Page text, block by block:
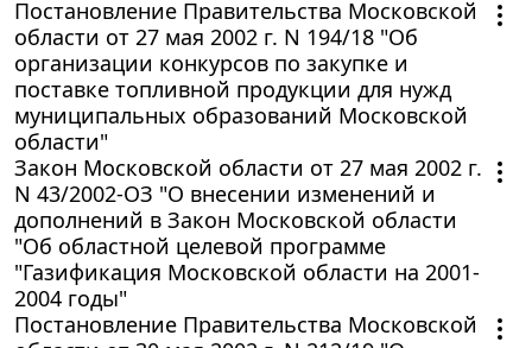
Постановление Правительства Московской
области от 27 мая 2002 г. N 194/18 "Об
организации конкурсов по закупке и
поставке топливной продукции для нужд
муниципальных образований Московской
области"
Закон Московской области от 27 мая 2002 г.
N 43/2002-ОЗ "О внесении изменений и
дополнений в Закон Московской области
"Об областной целевой программе
"Газификация Московской области на 2001-
2004 годы"
Постановление Правительства Московской